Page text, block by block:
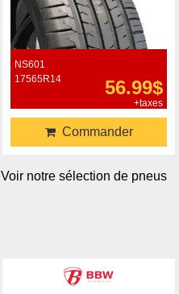
NS601
17565R14
56.99$
+taxes
Commander
Voir notre sélection de pneus